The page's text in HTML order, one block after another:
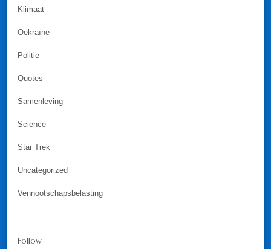
Klimaat
Oekraïne
Politie
Quotes
Samenleving
Science
Star Trek
Uncategorized
Vennootschapsbelasting
Follow